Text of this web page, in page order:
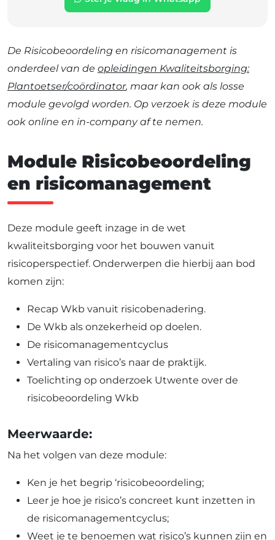
De Risicobeoordeling en risicomanagement is
onderdeel van de opleidingen Kwaliteitsborging:
Plantoetser/coördinator, maar kan ook als losse
module gevolgd worden. Op verzoek is deze module
ook online en in-company af te nemen.
Module Risicobeoordeling
en risicomanagement
Deze module geeft inzage in de wet
kwaliteitsborging voor het bouwen vanuit
risicoperspectief. Onderwerpen die hierbij aan bod
komen zijn:
Recap Wkb vanuit risicobenadering.
De Wkb als onzekerheid op doelen.
De risicomanagementcyclus
Vertaling van risico’s naar de praktijk.
Toelichting op onderzoek Utwente over de
risicobeoordeling Wkb
Meerwaarde:
Na het volgen van deze module:
Ken je het begrip ‘risicobeoordeling;
Leer je hoe je risico’s concreet kunt inzetten in
de risicomanagementcyclus;
Weet je te benoemen wat risico’s kunnen zijn en